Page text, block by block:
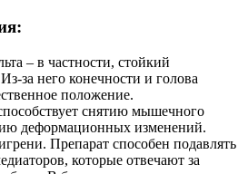
– в частности, стойкий
за него конечности и голова
положение.
снятию мышечного
деформационных изменений.
Препарат способен подавлять
которые отвечают за